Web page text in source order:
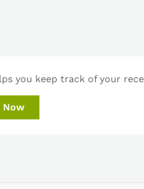
you keep track of your
Now